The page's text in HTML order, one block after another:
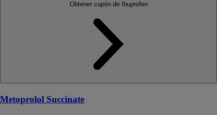
Obtener cupón de Ibuprofen
Metoprolol Succinate